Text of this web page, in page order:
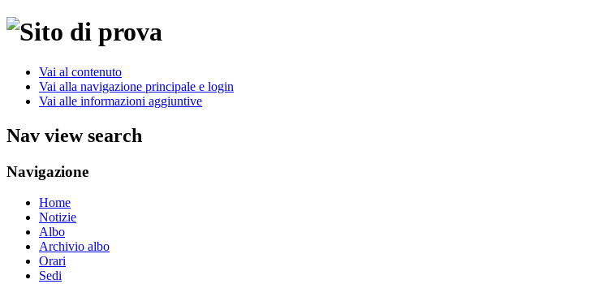
Vai al contenuto
Vai alla navigazione principale e login
Vai alle informazioni aggiuntive
Nav view search
Navigazione
Home
Notizie
Albo
Archivio albo
Orari
Sedi